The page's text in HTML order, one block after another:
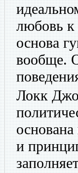
любовь к
основа
вообще.
Локк
и